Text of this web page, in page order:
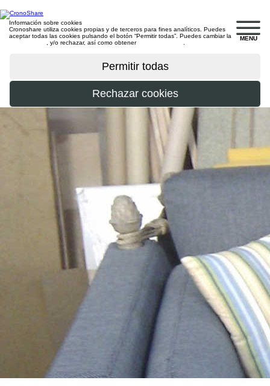
MENU
Información sobre cookies
Cronoshare utiliza cookies propias y de terceros para fines analíticos. Puedes
aceptar todas las cookies pulsando el botón “Permitir todas”. Puedes cambiar la
, y/o rechazar, así como obtener